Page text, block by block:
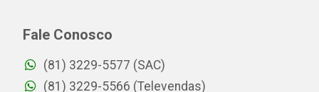
Fale Conosco
(81) 3229-5577 (SAC)
(81) 3229-5566 (Televendas)